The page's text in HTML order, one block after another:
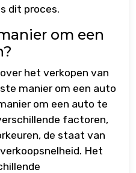
dit proces.
om een
het verkopen van
manier om een auto
om een auto te
factoren,
de staat van
Het